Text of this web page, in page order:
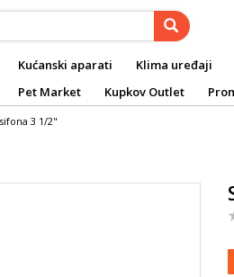
Kućanski aparati Klima uređaji
Pet Market Kupkov Outlet
3 1/2"